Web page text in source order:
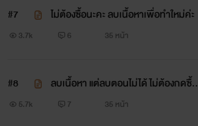
#7 ไม่ต้องซื้อนะคะ ลบเนื้อหาเพื่อทำใหม่ค่ะ
3.7k 6 35 หน้า
#8
ลบเนื้อหา แต่ลบตอนไม่ได้ ไม่ต้องกดซื้อ
ค่ะ
5.7k 7 35 หน้า